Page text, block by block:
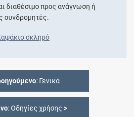
διαθέσιμο προς ανάγνωση ή
συνδρομητές.
σκληρό
: Γενικά
: Οδηγίες χρήσης >